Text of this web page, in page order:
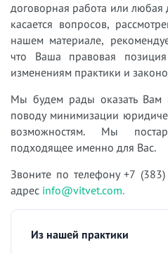
договорная работа или любая
касается вопросов,
нашем материале,
что Ваша правовая позиция
изменениям практики и
Мы будем рады оказать
поводу минимизации
возможностям. Мы
подходящее именно для Вас.
Звоните по телефону +7
адрес info@vitvet.com.
Из нашей практики